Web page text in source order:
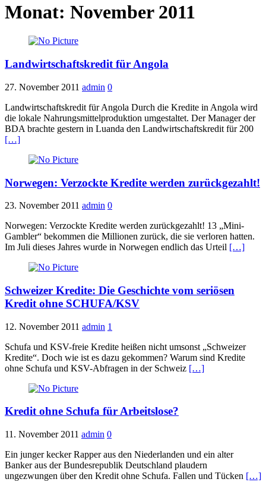
Monat: November 2011
Landwirtschaftskredit für Angola
27. November 2011 admin 0
Landwirtschaftskredit für Angola Durch die Kredite in Angola wird
die lokale Nahrungsmittelproduktion umgestaltet. Der Manager der
BDA brachte gestern in Luanda den Landwirtschaftskredit für 200
[…]
Norwegen: Verzockte Kredite werden zurückgezahlt!
23. November 2011 admin 0
Norwegen: Verzockte Kredite werden zurückgezahlt! 13 „Mini-
Gambler“ bekommen die Millionen zurück, die sie verloren hatten.
Im Juli dieses Jahres wurde in Norwegen endlich das Urteil […]
Schweizer Kredite: Die Geschichte vom seriösen
Kredit ohne SCHUFA/KSV
12. November 2011 admin 1
Schufa und KSV-freie Kredite heißen nicht umsonst „Schweizer
Kredite“. Doch wie ist es dazu gekommen? Warum sind Kredite
ohne Schufa und KSV-Abfragen in der Schweiz […]
Kredit ohne Schufa für Arbeitslose?
11. November 2011 admin 0
Ein junger kecker Rapper aus den Niederlanden und ein alter
Banker aus der Bundesrepublik Deutschland plaudern
ungezwungen über den Kredit ohne Schufa. Fallen und Tücken […]